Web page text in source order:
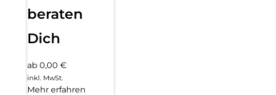
beraten
Dich
ab 0,00 €
inkl. MwSt.
Mehr erfahren